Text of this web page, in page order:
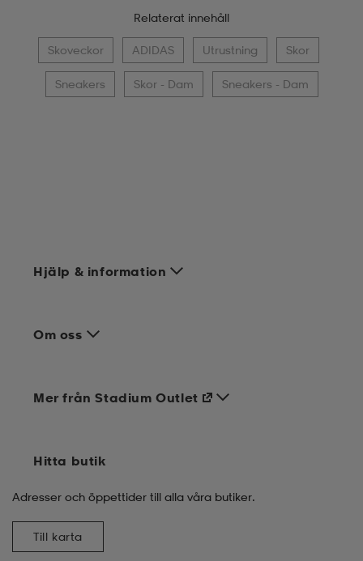
Relaterat innehåll
Skoveckor ADIDAS Utrustning Skor
Sneakers Skor - Dam Sneakers - Dam
Hjälp & information
Om oss
Mer från Stadium Outlet
Hitta butik
Adresser och öppettider till alla våra butiker.
Till karta